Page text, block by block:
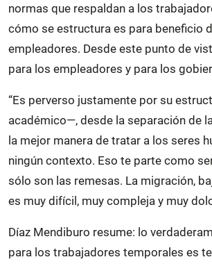
normas que respaldan a los
cómo se estructura es para beneficio
empleadores. Desde este punto de
para los empleadores y para los
“Es perverso justamente por su
académico—, desde la separación de
la mejor manera de tratar a los seres
ningún contexto. Eso te parte como
sólo son las remesas. La migración,
es muy difícil, muy compleja y muy
Díaz Mendiburo resume: lo
para los trabajadores temporales es